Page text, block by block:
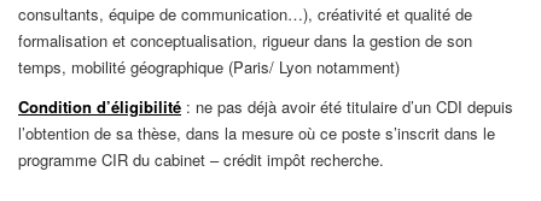
consultants, équipe de communication…), créativité et qualité de
formalisation et conceptualisation, rigueur dans la gestion de son
temps, mobilité géographique (Paris/ Lyon notamment)
Condition d’éligibilité : ne pas déjà avoir été titulaire d’un CDI depuis
l’obtention de sa thèse, dans la mesure où ce poste s’inscrit dans le
programme CIR du cabinet – crédit impôt recherche.